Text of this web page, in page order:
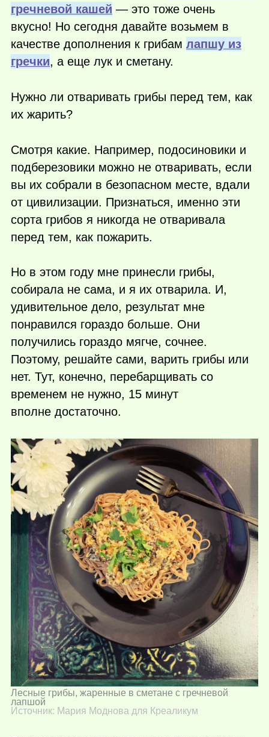
гречневой кашей — это тоже очень
вкусно! Но сегодня давайте возьмем в
качестве дополнения к грибам лапшу из
гречки, а еще лук и сметану.
Нужно ли отваривать грибы перед тем, как
их жарить?
Смотря какие. Например, подосиновики и
подберезовики можно не отваривать, если
вы их собрали в безопасном месте, вдали
от цивилизации. Признаться, именно эти
сорта грибов я никогда не отваривала
перед тем, как пожарить.
Но в этом году мне принесли грибы,
собирала не сама, и я их отварила. И,
удивительное дело, результат мне
понравился гораздо больше. Они
получились гораздо мягче, сочнее.
Поэтому, решайте сами, варить грибы или
нет. Тут, конечно, перебарщивать со
временем не нужно, 15 минут
вполне достаточно.
Лесные грибы, жаренные в сметане с гречневой
лапшой
Источник: Мария Моднова для Креаликум